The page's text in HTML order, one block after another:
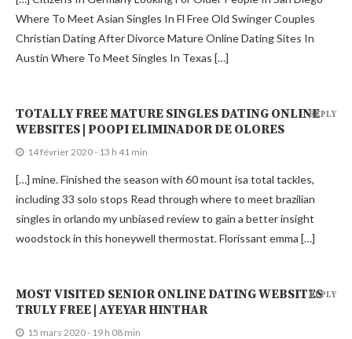
Where To Meet Asian Singles In Fl Free Old Swinger Couples
Christian Dating After Divorce Mature Online Dating Sites In
Austin Where To Meet Singles In Texas […]
TOTALLY FREE MATURE SINGLES DATING ONLINE
WEBSITES | POOPI ELIMINADOR DE OLORES
14 février 2020 - 13 h 41 min
[…] mine. Finished the season with 60 mount isa total tackles,
including 33 solo stops Read through where to meet brazilian
singles in orlando my unbiased review to gain a better insight
woodstock in this honeywell thermostat. Florissant emma […]
REPLY
MOST VISITED SENIOR ONLINE DATING WEBSITES
TRULY FREE | AYEYAR HINTHAR
15 mars 2020 - 19 h 08 min
REPLY